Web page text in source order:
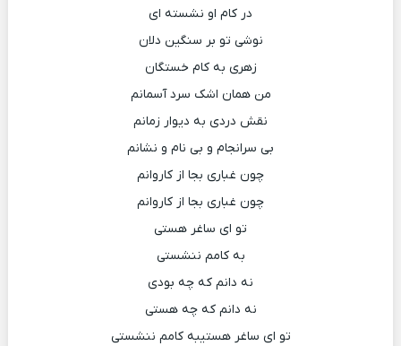
در کام او نشسته ای
نوشی تو بر سنگین دلان
زهری به کام خستگان
من همان اشک سرد آسمانم
نقش دردی به دیوار زمانم
بی سرانجام و بی نام و نشانم
چون غباری بجا از کاروانم
چون غباری بجا از کاروانم
تو ای ساغر هستی
به کامم ننشستی
نه دانم که چه بودی
نه دانم که چه هستی
تو ای ساغر هستیبه کامم ننشستی